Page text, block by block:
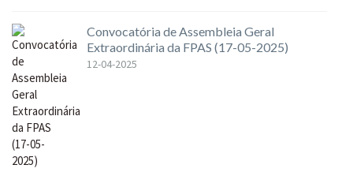
Convocatória de Assembleia Geral
Extraordinária da FPAS (17-05-2025)
12-04-2025